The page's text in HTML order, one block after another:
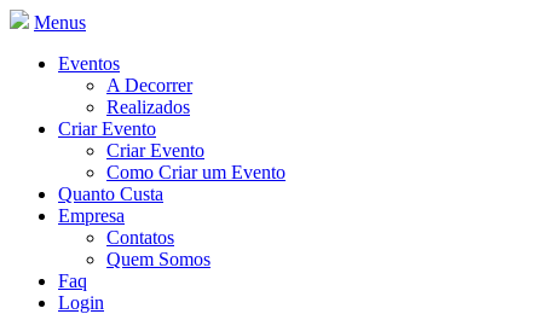
Menus
Eventos
A Decorrer
Realizados
Criar Evento
Criar Evento
Como Criar um Evento
Quanto Custa
Empresa
Contatos
Quem Somos
Faq
Login